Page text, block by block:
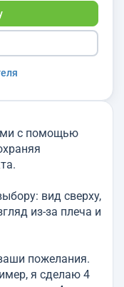
с помощью
вид сверху,
из-за плеча и
пожелания.
я сделаю 4